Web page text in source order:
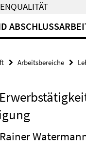
Arbeitsbereiche